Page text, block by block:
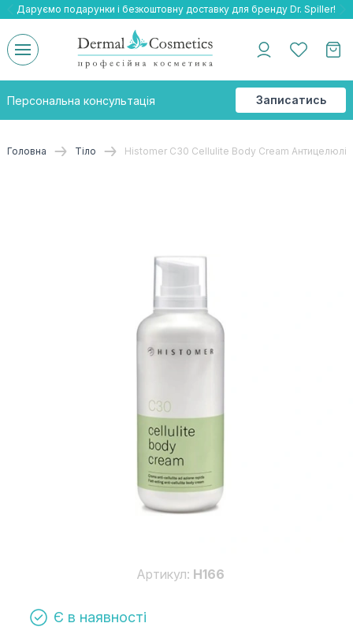
Даруємо безкоштовну доставку та подарнки до бренду Braderm!
-25% на весь бренд HOLY LAND!
Даруємо подарунки і безкоштовну доставку для бренду Dr. Spiller!
Персональна консультація
Записатись
на
Головна Тіло Histomer С30 Cellulite Body Cream
Артикул: H166
Є в наявності